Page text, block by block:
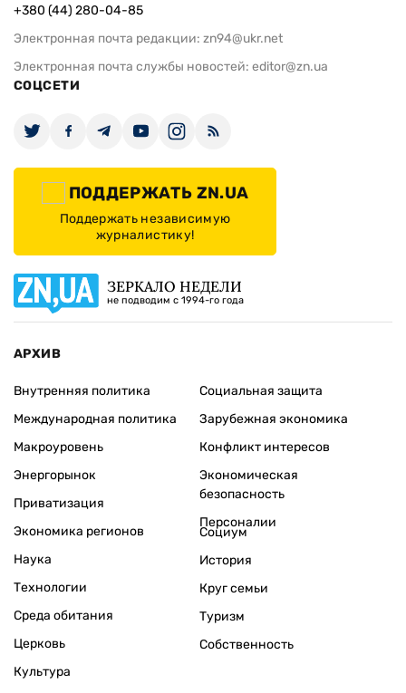
+380 (44) 280-04-85
Электронная почта редакции: zn94@ukr.net
Электронная почта службы новостей: editor@zn.ua
СОЦСЕТИ
ПОДДЕРЖАТЬ ZN.UA
Поддержать независимую
журналистику!
ЗЕРКАЛО НЕДЕЛИ
не подводим с 1994-го года
АРХИВ
Внутренняя политика
Международная политика
Макроуровень
Энергорынок
Приватизация
Экономика регионов
Социальная защита
Зарубежная экономика
Конфликт интересов
Экономическая
безопасность
Персоналии
Наука
Технологии
Среда обитания
Церковь
Культура
Социум
История
Круг семьи
Туризм
Собственность